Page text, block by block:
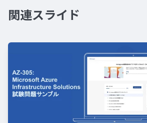
関連スライド